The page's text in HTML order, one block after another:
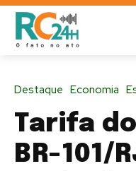
Destaque Economia
Tarifa
BR-101/